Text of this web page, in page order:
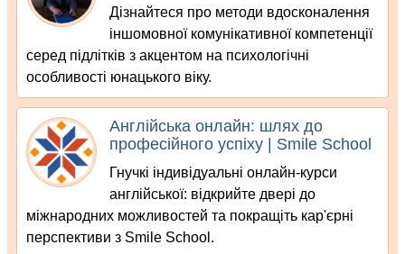
Дізнайтеся про методи вдосконалення
іншомовної комунікативної компетенції
серед підлітків з акцентом на психологічні
особливості юнацького віку.
Англійська онлайн: шлях до
професійного успіху | Smile School
Гнучкі індивідуальні онлайн-курси
англійської: відкрийте двері до
міжнародних можливостей та покращіть кар'єрні
перспективи з Smile School.